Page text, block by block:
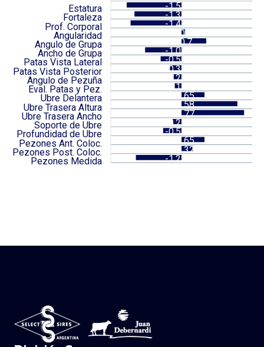
-1.55
-1.33
-1.44
0.1
0.7
-1.03
-0.59
-0.33
-0.22
-0.19
0.65
1.58
1.77
-0.25
-0.52
0.65
0.32
-1.29
Estatura
Fortaleza
Prof. Corporal
Angularidad
Angulo de Grupa
Ancho de Grupa
Patas Vista Lateral
Patas Vista Posterior
Angulo de Pezuña
Eval. Patas y Pez.
Ubre Delantera
Ubre Trasera Altura
Ubre Trasera Ancho
Soporte de Ubre
Profundidad de Ubre
Pezones Ant. Coloc.
Pezones Post. Coloc.
Pezones Medida